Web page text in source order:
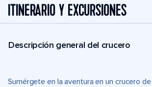
ITINERARIO Y EXCURSIONES
Descripción general del crucero
Sumérgete en la aventura en un crucero